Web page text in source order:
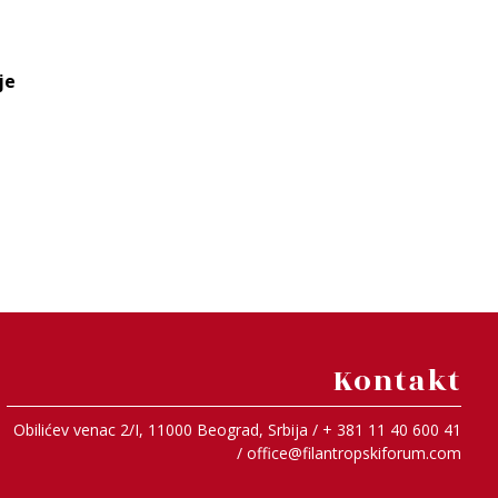
Kontakt
Obilićev venac 2/I, 11000 Beograd, Srbija / + 381 11 40 600 41
/ office@filantropskiforum.com